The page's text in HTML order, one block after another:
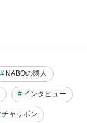
NABOの隣人
インタビュー
チャリボン